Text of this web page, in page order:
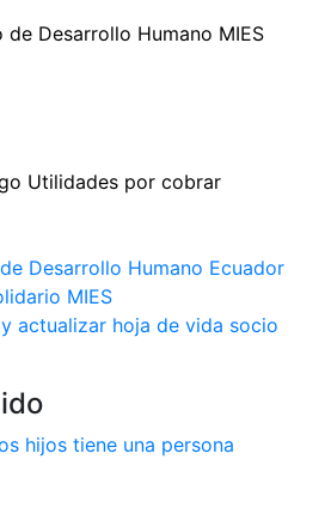
Desarrollo Humano Ecuador
MIES
actualizar hoja de vida socio
hijos tiene una persona